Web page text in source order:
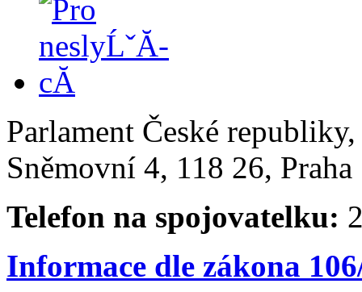
Parlament České
Sněmovní 4, 118 26,
Telefon na spojovatelku:
Informace dle zákona